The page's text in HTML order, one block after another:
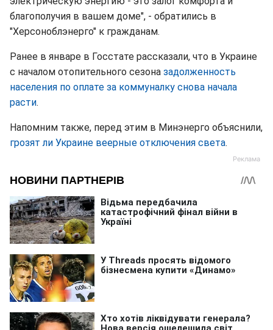
благополучия в вашем доме", - обратились в
"Херсоноблэнерго" к гражданам.
Ранее в январе в Госстате рассказали, что в Украине
с началом отопительного сезона задолженность
населения по оплате за коммуналку снова начала
расти.
Напомним также, перед этим в Минэнерго объяснили,
грозят ли Украине веерные отключения света.